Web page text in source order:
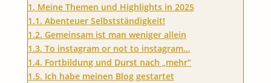
1. Meine Themen und Highlights in 2025
1.1. Abenteuer Selbstständigkeit!
1.2. Gemeinsam ist man weniger allein
1.3. To instagram or not to instagram…
1.4. Fortbildung und Durst nach „mehr“
1.5. Ich habe meinen Blog gestartet